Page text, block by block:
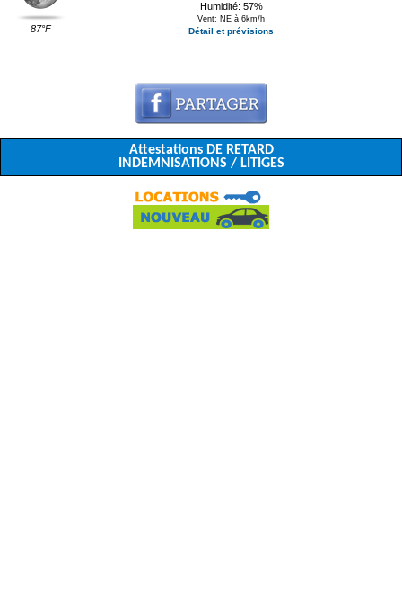
87°F
Humidité: 57%
Vent: NE à 6km/h
Détail et prévisions
Attestations DE RETARD
INDEMNISATIONS / LITIGES